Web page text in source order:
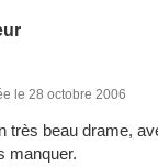
le 28 octobre 2006
très beau drame,
manquer.